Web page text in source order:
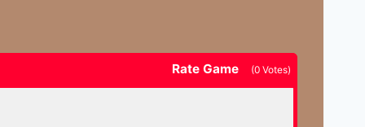
Rate Game (0 Votes)